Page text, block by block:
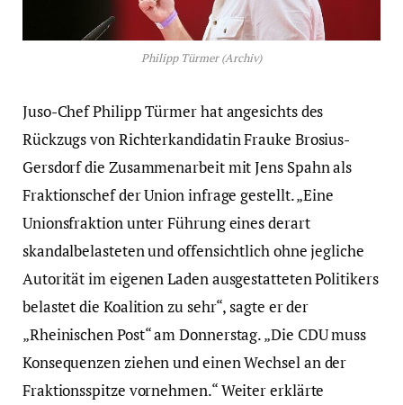
Philipp Türmer (Archiv)
Juso-Chef Philipp Türmer hat angesichts des
Rückzugs von Richterkandidatin Frauke Brosius-
Gersdorf die Zusammenarbeit mit Jens Spahn als
Fraktionschef der Union infrage gestellt. „Eine
Unionsfraktion unter Führung eines derart
skandalbelasteten und offensichtlich ohne jegliche
Autorität im eigenen Laden ausgestatteten Politikers
belastet die Koalition zu sehr“, sagte er der
„Rheinischen Post“ am Donnerstag. „Die CDU muss
Konsequenzen ziehen und einen Wechsel an der
Fraktionsspitze vornehmen.“ Weiter erklärte